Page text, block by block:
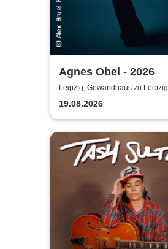
Agnes Obel - 2026
Leipzig, Gewandhaus zu Leipzig
19.08.2026